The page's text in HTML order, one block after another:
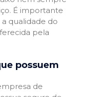
É importante
qualidade do
pela
possuem
de